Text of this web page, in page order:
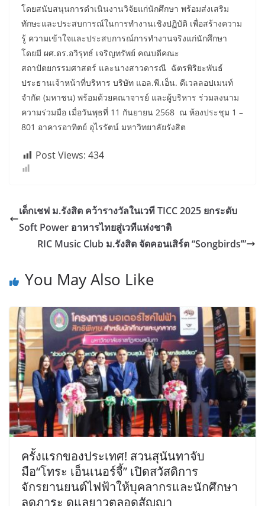
โดยสนับสนุนการดำเนินงานวิจัยแก่นักศึกษา พร้อมส่งเสริม
ทักษะและประสบการณ์ในการทำงานเชิงปฏิบัติ เพื่อสร้างความ
รู้ ความเข้าใจและประสบการณ์การทำงานจริงแก่นักศึกษา
โดยมี ผศ.ดร.อวิรุทธ์ เจริญทรัพย์ คณบดีคณะ
สถาปัตยกรรมศาสตร์ และนางสาวดารณี ฉัตรพิริยะพันธ์
ประธานเจ้าหน้าที่บริหาร บริษัท แอล.พี.เอ็น. ดีเวลลอปเมนท์
จำกัด (มหาชน) พร้อมด้วยคณาจารย์ และผู้บริหาร ร่วมลงนาม
ความร่วมมือ เมื่อวันพุธที่ 11 กันยายน 2568 ณ ห้องประชุม 1 –
801 อาคารอาทิตย์ อุไรรัตน์ มหาวิทยาลัยรังสิต
Post Views: 434
เด็กเชฟ ม.รังสิต คว้ารางวัลในเวที TICC 2025 ยกระดับ
Soft Power อาหารไทยสู่เวทีแห่งชาติ
RIC Music Club ม.รังสิต จัดคอนเสิร์ต “Songbirds’”
You May Also Like
ครั้งแรกของประเทศ! สวนสุนันทาจับ
มือ“โทระ เอ็นเนอร์จี้” เปิดสวัสดิการ
จักรยานยนต์ไฟฟ้าให้บุคลากรและนักศึกษา
ลดภาระ ดูแลยาวตลอดสัญญา